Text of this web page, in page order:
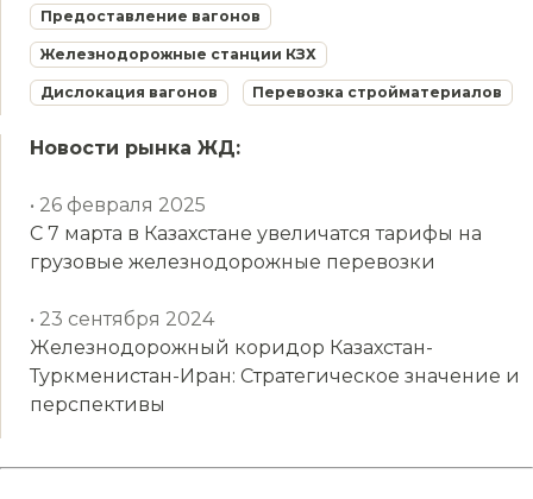
Предоставление вагонов
Железнодорожные станции КЗХ
Дислокация вагонов Перевозка стройматериалов
Новости рынка ЖД:
• 26 февраля 2025
С 7 марта в Казахстане увеличатся тарифы на
грузовые железнодорожные перевозки
• 23 сентября 2024
Железнодорожный коридор Казахстан-
Туркменистан-Иран: Стратегическое значение и
перспективы